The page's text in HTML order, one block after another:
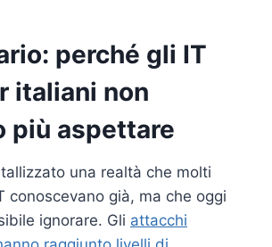
perché gli IT
italiani non
più aspettare
una realtà che molti
conoscevano già, ma che oggi
ignorare. Gli attacchi